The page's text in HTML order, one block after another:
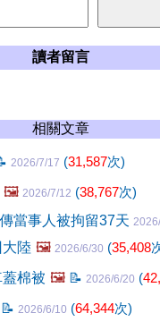
讀者留言
相關文章
2026/7/17 (31,587次)
🖼️ 2026/7/12 (38,767次)
當事人被拘留37天
大陸 🖼️ 2026/6/30 (35,408
棉被 🖼️ 📝 2026/6/20 (
📝 2026/6/10 (64,344次)